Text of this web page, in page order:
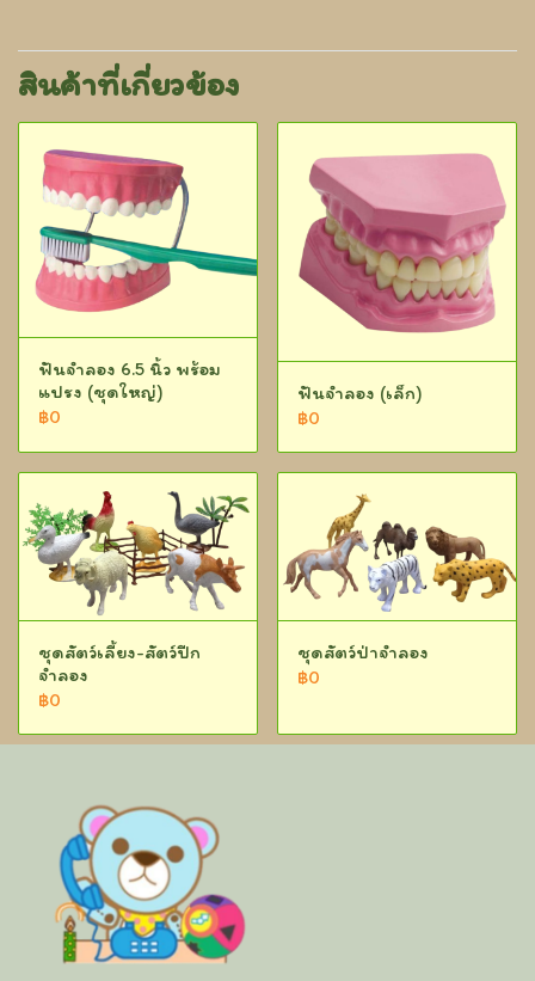
สินค้าที่เกี่ยวข้อง
ฟันจำลอง 6.5 นิ้ว พร้อม
แปรง (ชุดใหญ่)
฿0
ฟันจำลอง (เล็ก)
฿0
ชุดสัตว์เลี้ยง-สัตว์ปีก
จำลอง
฿0
ชุดสัตว์ป่าจำลอง
฿0